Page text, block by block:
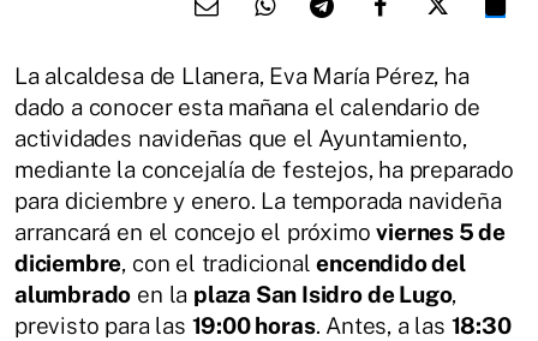
La alcaldesa de Llanera, Eva María Pérez, ha
dado a conocer esta mañana el calendario de
actividades navideñas que el Ayuntamiento,
mediante la concejalía de festejos, ha preparado
para diciembre y enero. La temporada navideña
arrancará en el concejo el próximoviernes 5 de
diciembre, con el tradicionalencendido del
alumbrado en la plaza San Isidro de Lugo,
previsto para las 19:00 horas. Antes, a las 18:30